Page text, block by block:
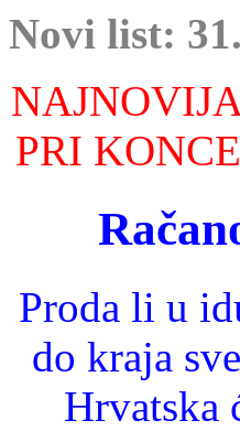
Novi list:
PRI
Proda li u
do kraja
Hrvatska